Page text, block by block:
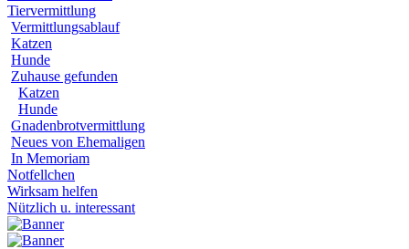
Tiervermittlung
Vermittlungsablauf
Katzen
Hunde
Zuhause gefunden
Katzen
Hunde
Gnadenbrotvermittlung
Neues von Ehemaligen
In Memoriam
Notfellchen
Wirksam helfen
Nützlich u. interessant